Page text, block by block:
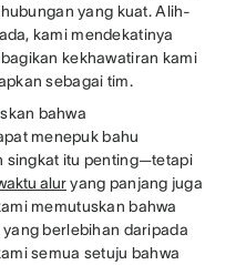
yang kuat. Alih-
kami mendekatinya
kekhawatiran kami
sebagai tim.
bahwa
menepuk bahu
singkat itu penting—tetapi
aluryang panjang juga
memutuskan bahwa
berlebihan daripada
semua setuju bahwa